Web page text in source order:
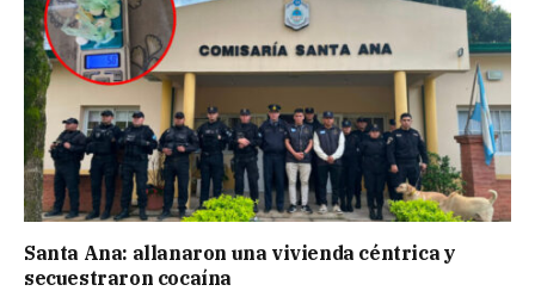
Santa Ana: allanaron una vivienda céntrica y
secuestraron cocaína